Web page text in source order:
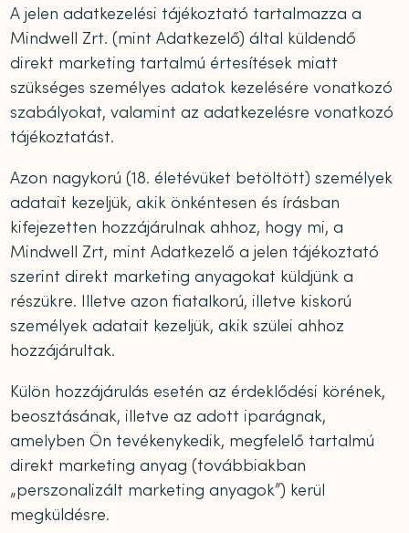
A jelen adatkezelési tájékoztató tartalmazza a
Mindwell Zrt. (mint Adatkezelő) által küldendő
direkt marketing tartalmú értesítések miatt
szükséges személyes adatok kezelésére vonatkozó
szabályokat, valamint az adatkezelésre vonatkozó
tájékoztatást.
Azon nagykorú (18. életévüket betöltött) személyek
adatait kezeljük, akik önkéntesen és írásban
kifejezetten hozzájárulnak ahhoz, hogy mi, a
Mindwell Zrt, mint Adatkezelő a jelen tájékoztató
szerint direkt marketing anyagokat küldjünk a
részükre. Illetve azon fiatalkorú, illetve kiskorú
személyek adatait kezeljük, akik szülei ahhoz
hozzájárultak.
Külön hozzájárulás esetén az érdeklődési körének,
beosztásának, illetve az adott iparágnak,
amelyben Ön tevékenykedik, megfelelő tartalmú
direkt marketing anyag (továbbiakban
„perszonalizált marketing anyagok”) kerül
megküldésre.